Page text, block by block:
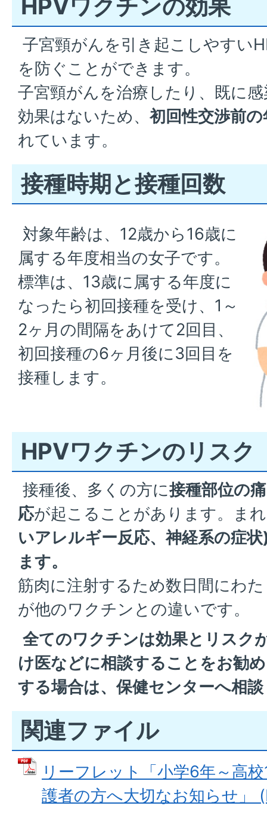
HPVワクチンの効果
子宮頸がんを引き起こしやすい
を防ぐことができます。
子宮頸がんを治療したり、既に
効果はないため、 初回性交渉前
れています。
接種時期と接種回数
対象年齢は、12歳から16歳に
属する年度相当の女子です。
標準は、13歳に属する年度に
なったら初回接種を受け、1～
2ヶ月の間隔をあけて2回目、
初回接種の6ヶ月後に3回目を
接種します。
HPVワクチンのリスク
接種後、多くの方に接種部位の
応が起こることがあります。ま
いアレルギー反応、神経系の症
ます。
筋肉に注射するため数日間にわ
が他のワクチンとの違いです。
全てのワクチンは効果とリスク
け医などに相談することをお勧
する場合は、保健センターへ相
関連ファイル
リーフレット「小学6年～高
護者の方へ大切なお知らせ」